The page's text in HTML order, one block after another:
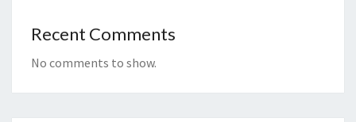
Recent Comments
No comments to show.